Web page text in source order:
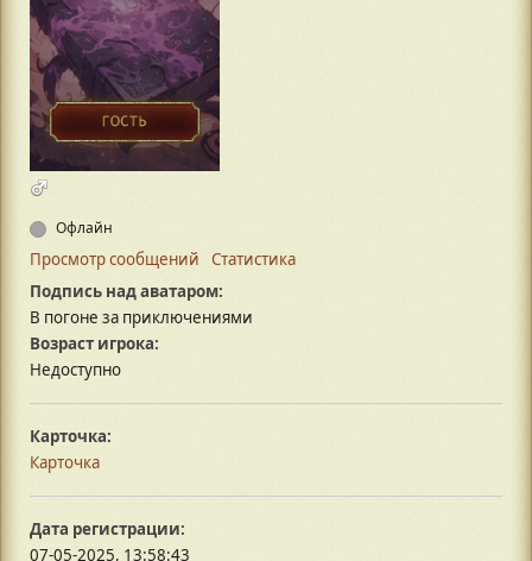
Офлайн
Просмотр сообщений
Статистика
Подпись над аватаром:
В погоне за приключениями
Возраст игрока:
Недоступно
Карточка:
Карточка
Дата регистрации:
07-05-2025, 13:58:43